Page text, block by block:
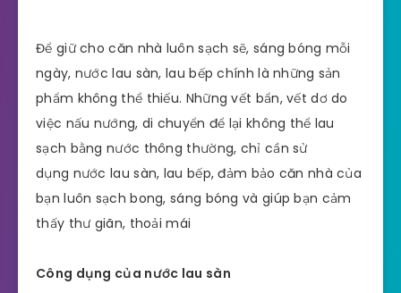
Để giữ cho căn nhà luôn sạch sẽ, sáng bóng mỗi
ngày, nước lau sàn, lau bếp chính là những sản
phẩm không thể thiếu. Những vết bẩn, vết dơ do
việc nấu nướng, di chuyển để lại không thể lau
sạch bằng nước thông thường, chỉ cần sử
dụng nước lau sàn, lau bếp, đảm bảo căn nhà của
bạn luôn sạch bong, sáng bóng và giúp bạn cảm
thấy thư giãn, thoải mái
Công dụng của nước lau sàn